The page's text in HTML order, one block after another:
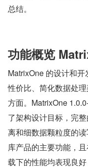
总结。
功能概览
MatrixOne 的设计和
性价比、简化数据处
方面。MatrixOne
了架构设计目标，完
离和细数据颗粒度的
库产品的主要功能，
载下的性能均表现良